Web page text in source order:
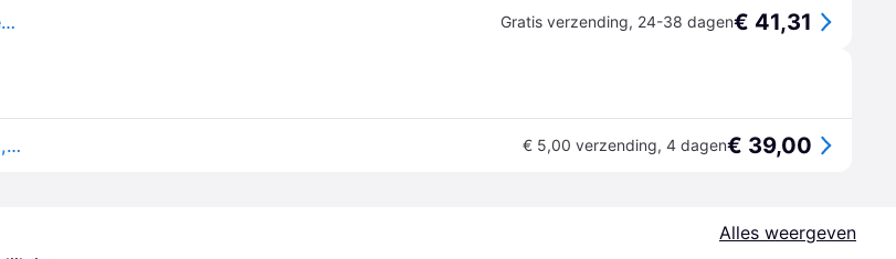
Adidas, Meisjes, Sandalen, Zomerse sandalen met gesloten teen voor kinderen, Roze, Wit, Roze, (28) Gratis verzending, 24-38 dagen€ 41,31
Waterschoenen adidas Water Sandal C - Roze - 28,29,30,31,32,33,34 € 5,00 verzending, 4 dagen€ 39,00
Alles weergeven